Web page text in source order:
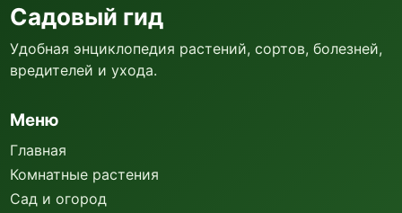
Садовый гид
Удобная энциклопедия растений, сортов, болезней,
вредителей и ухода.
Меню
Главная
Комнатные растения
Сад и огород